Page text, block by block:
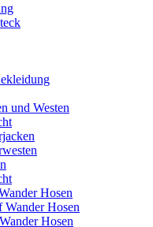
und Westen
Hosen
Hosen
Hosen